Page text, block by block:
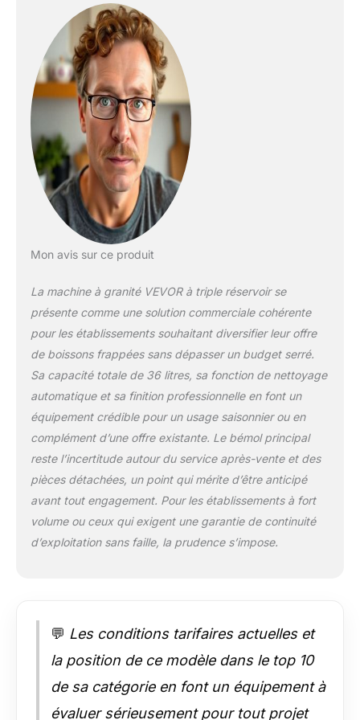
réservoir est de 2 L,
tandis que le repère 2
L (boisson fraîche) /
1,5 L (granité) sur le
réservoir correspond
au volume maximal
recommandé pour le
remplissage de
liquide, le repère
minimal étant de 1 L 6
ingrédients. Grâce à
ces six programmes
préréglés, préparez
facilement vos
granités préférés :
granité, granité
aromatisé, milkshake,
jus glacé, frappé et
boissons froides.
Veuillez noter que la
teneur en sucre doit
être supérieure à 6 %
et que la teneur en
alcool doit être
et 16 %. Ne préparez
sélectionnez un
programme et laissez
la magie opérer. Vous
pouvez également
Mon avis sur ce produit
La machine à granité VEVOR à triple réservoir se
présente comme une solution commerciale cohérente
pour les établissements souhaitant diversifier leur offre
de boissons frappées sans dépasser un budget serré.
Sa capacité totale de 36 litres, sa fonction de nettoyage
automatique et sa finition professionnelle en font un
équipement crédible pour un usage saisonnier ou en
complément d’une offre existante. Le bémol principal
reste l’incertitude autour du service après-vente et des
pièces détachées, un point qui mérite d’être anticipé
avant tout engagement. Pour les établissements à fort
volume ou ceux qui exigent une garantie de continuité
d’exploitation sans faille, la prudence s’impose.
💬 Les conditions tarifaires actuelles et
la position de ce modèle dans le top 10
de sa catégorie en font un équipement à
évaluer sérieusement pour tout projet